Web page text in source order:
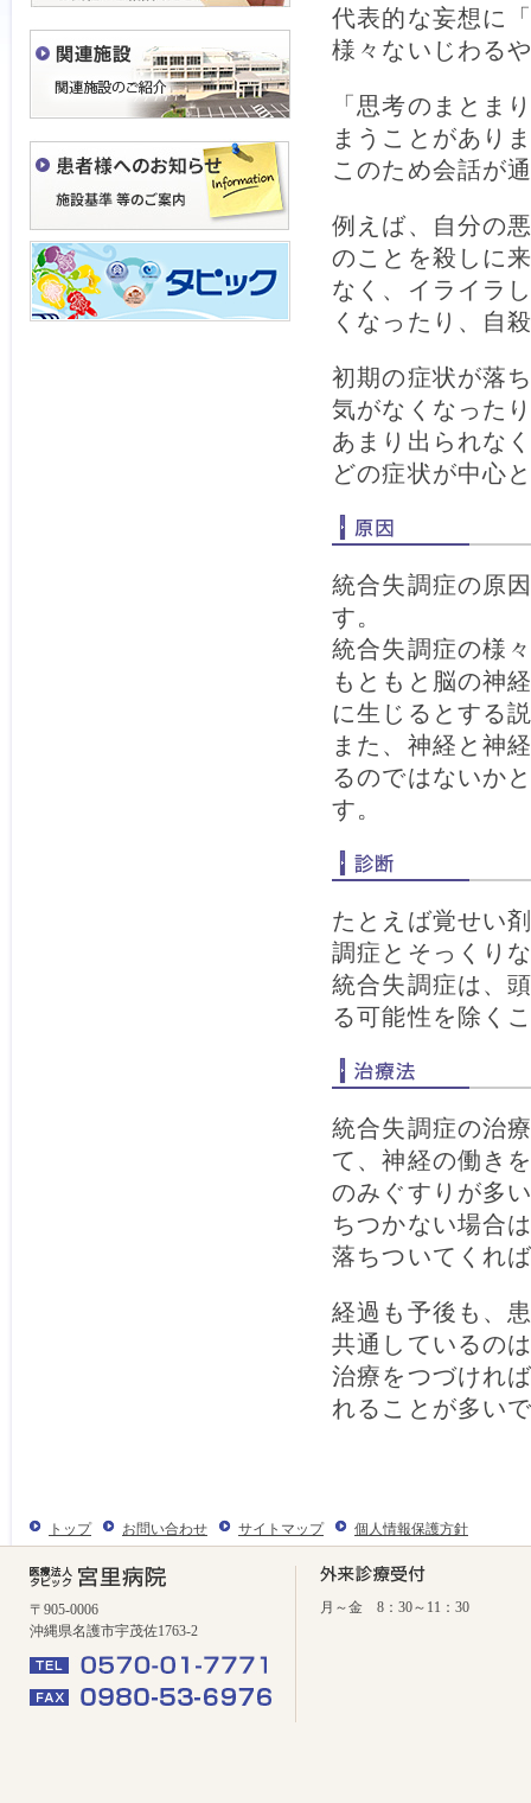
代表的な妄想に
様々ないじわる
「思考のまとま
まうことがあり
このため会話が
例えば、自分の
のことを殺しに
なく、イライラ
くなったり、自
初期の症状が落
気がなくなった
あまり出られな
どの症状が中心
統合失調症の原
す。
統合失調症の様
もともと脳の神
に生じるとする
また、神経と神
るのではないか
す。
たとえば覚せい
調症とそっくり
統合失調症は、
る可能性を除く
統合失調症の治
て、神経の働き
のみぐすりが多
ちつかない場合
落ちついてくれ
経過も予後も、
共通しているの
治療をつづけれ
れることが多い
トップ お問い合わせ サイトマップ 個人情報保護方針
〒905-0006
沖縄県名護市宇茂佐1763-2
月～金 8：30～11：30